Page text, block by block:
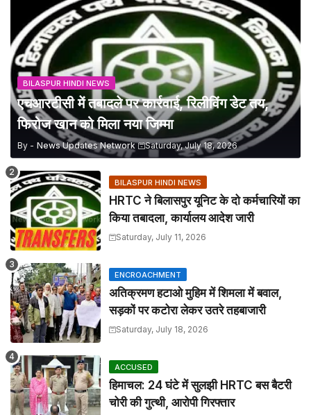
BILASPUR HINDI NEWS
एचआरटीसी में तबादले पर कार्रवाई, रिलीविंग डेट तय,
फिरोज खान को मिला नया जिम्मा
By - News Updates Network Saturday, July 18, 2026
BILASPUR HINDI NEWS
HRTC ने बिलासपुर यूनिट के दो कर्मचारियों का
किया तबादला, कार्यालय आदेश जारी
Saturday, July 11, 2026
ENCROACHMENT
अतिक्रमण हटाओ मुहिम में शिमला में बवाल,
सड़कों पर कटोरा लेकर उतरे तहबाजारी
Saturday, July 18, 2026
ACCUSED
हिमाचल: 24 घंटे में सुलझी HRTC बस बैटरी
चोरी की गुत्थी, आरोपी गिरफ्तार